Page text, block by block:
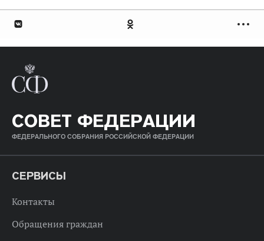
СОВЕТ ФЕДЕРАЦИИ
ФЕДЕРАЛЬНОГО СОБРАНИЯ РОССИЙСКОЙ ФЕДЕРАЦИИ
СЕРВИСЫ
Контакты
Обращения граждан